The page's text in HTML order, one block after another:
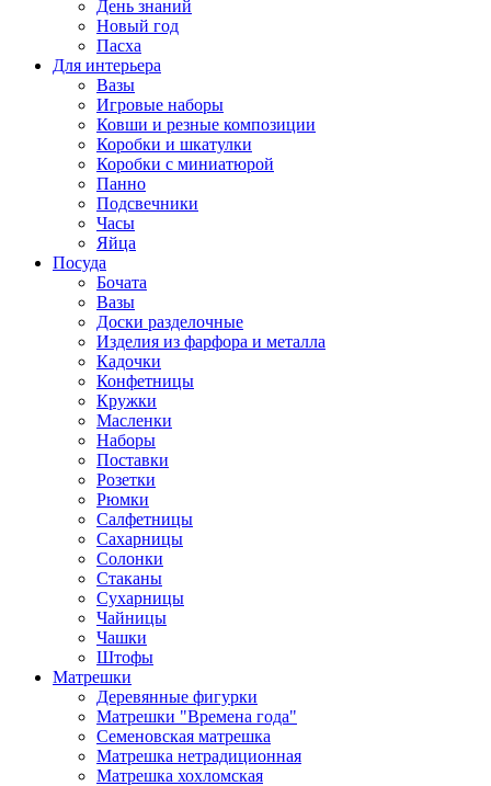
День знаний
Новый год
Пасха
Для интерьера
Вазы
Игровые наборы
Ковши и резные композиции
Коробки и шкатулки
Коробки с миниатюрой
Панно
Подсвечники
Часы
Яйца
Посуда
Бочата
Вазы
Доски разделочные
Изделия из фарфора и металла
Кадочки
Конфетницы
Кружки
Масленки
Наборы
Поставки
Розетки
Рюмки
Салфетницы
Сахарницы
Солонки
Стаканы
Сухарницы
Чайницы
Чашки
Штофы
Матрешки
Деревянные фигурки
Матрешки "Времена года"
Семеновская матрешка
Матрешка нетрадиционная
Матрешка хохломская